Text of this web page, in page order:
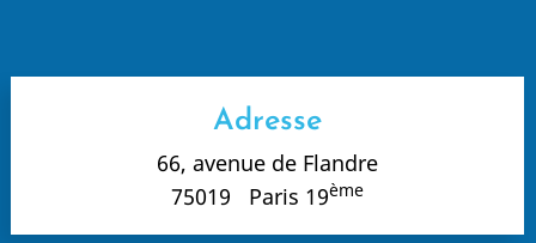
Adresse
66, avenue de Flandre
75019 Paris 19ème